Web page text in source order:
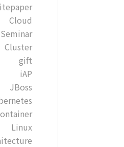
Cloud
Cluster
gift
iAP
JBoss
Linux